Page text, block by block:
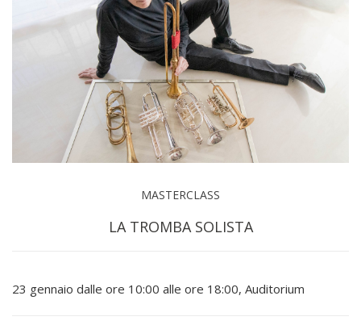
MASTERCLASS
LA TROMBA SOLISTA
23 gennaio dalle ore 10:00 alle ore 18:00, Auditorium